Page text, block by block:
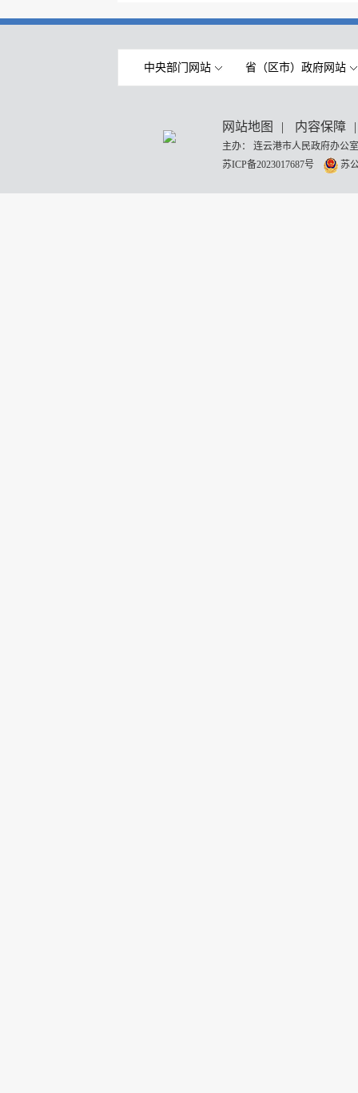
中央部门网站 省（区市）政府网站
网站地图 | 内容保障 |
主办： 连云港市人民政府办
苏ICP备2023017687号
苏